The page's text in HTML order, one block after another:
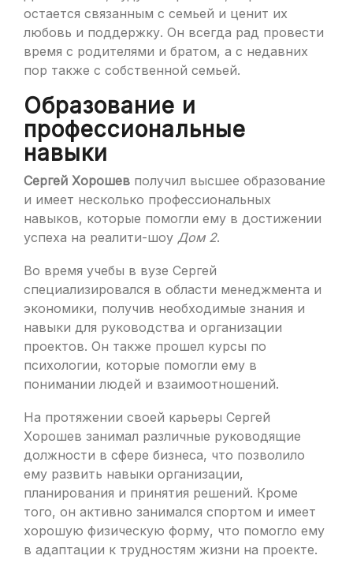
остается связанным с семьей и ценит их
любовь и поддержку. Он всегда рад провести
время с родителями и братом, а с недавних
пор также с собственной семьей.
Образование и
профессиональные
навыки
Сергей Хорошев получил высшее образование
и имеет несколько профессиональных
навыков, которые помогли ему в достижении
успеха на реалити-шоу Дом 2.
Во время учебы в вузе Сергей
специализировался в области менеджмента и
экономики, получив необходимые знания и
навыки для руководства и организации
проектов. Он также прошел курсы по
психологии, которые помогли ему в
понимании людей и взаимоотношений.
На протяжении своей карьеры Сергей
Хорошев занимал различные руководящие
должности в сфере бизнеса, что позволило
ему развить навыки организации,
планирования и принятия решений. Кроме
того, он активно занимался спортом и имеет
хорошую физическую форму, что помогло ему
в адаптации к трудностям жизни на проекте.